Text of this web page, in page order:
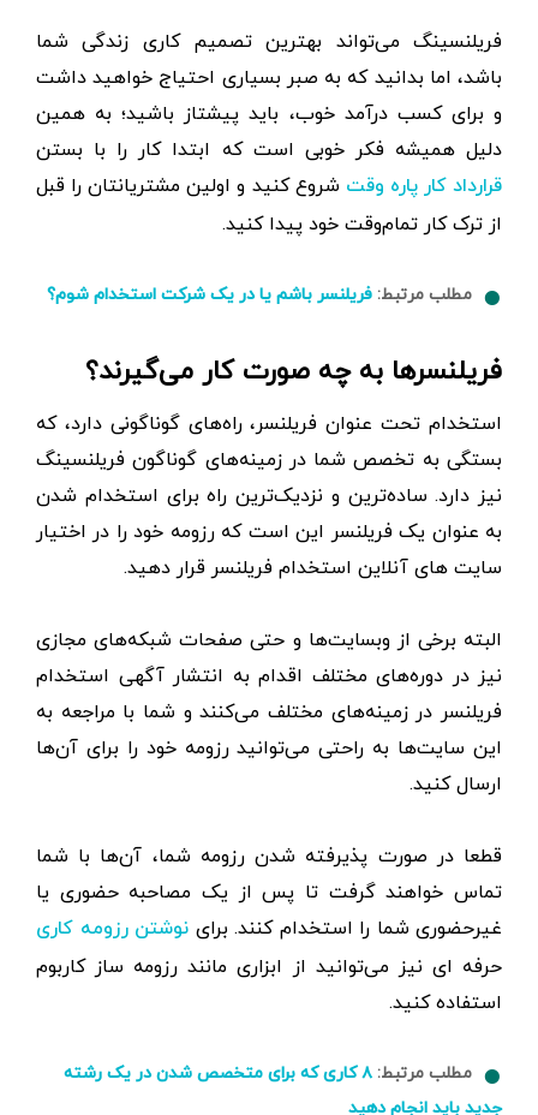
فریلنسینگ می‌تواند بهترین تصمیم کاری زندگی شما
باشد، اما بدانید که به صبر بسیاری احتیاج خواهید داشت
و برای کسب درآمد خوب، باید پیشتاز باشید؛ به همین
دلیل همیشه فکر خوبی است که ابتدا کار را با بستن
قرارداد کار پاره وقت شروع کنید و اولین مشتریانتان را قبل
از ترک کار تمام‌وقت خود پیدا کنید.
مطلب مرتبط: فریلنسر باشم یا در یک شرکت استخدام شوم؟
فریلنسرها به چه صورت کار می‌گیرند؟
استخدام تحت عنوان فریلنسر، راه‌های گوناگونی دارد، که
بستگی به تخصص شما در زمینه‌های گوناگون فریلنسینگ
نیز دارد. ساده‌ترین و نزدیک‌ترین راه برای استخدام شدن
به عنوان یک فریلنسر این است که رزومه خود را در اختیار
سایت های آنلاین استخدام فریلنسر قرار دهید.
البته برخی از وبسایت‌ها و حتی صفحات شبکه‌های مجازی
نیز در دوره‌های مختلف اقدام به انتشار آگهی استخدام
فریلنسر در زمینه‌های مختلف می‌کنند و شما با مراجعه به
این سایت‌ها به راحتی می‌توانید رزومه خود را برای آن‌ها
ارسال کنید.
قطعا در صورت پذیرفته شدن رزومه شما، آن‌ها با شما
تماس خواهند گرفت تا پس از یک مصاحبه حضوری یا
غیرحضوری شما را استخدام کنند. برای نوشتن رزومه کاری
حرفه ای نیز می‌توانید از ابزاری مانند رزومه ساز کاربوم
استفاده کنید.
مطلب مرتبط:
۸ کاری که برای متخصص شدن در یک رشته
جدید باید انجام دهید